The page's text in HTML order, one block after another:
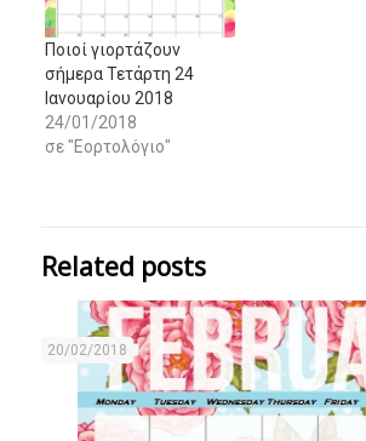
Ποιοί γιορτάζουν
σήμερα Τετάρτη 24
Ιανουαρίου 2018
24/01/2018
σε "Εορτολόγιο"
Related posts
20/02/2018